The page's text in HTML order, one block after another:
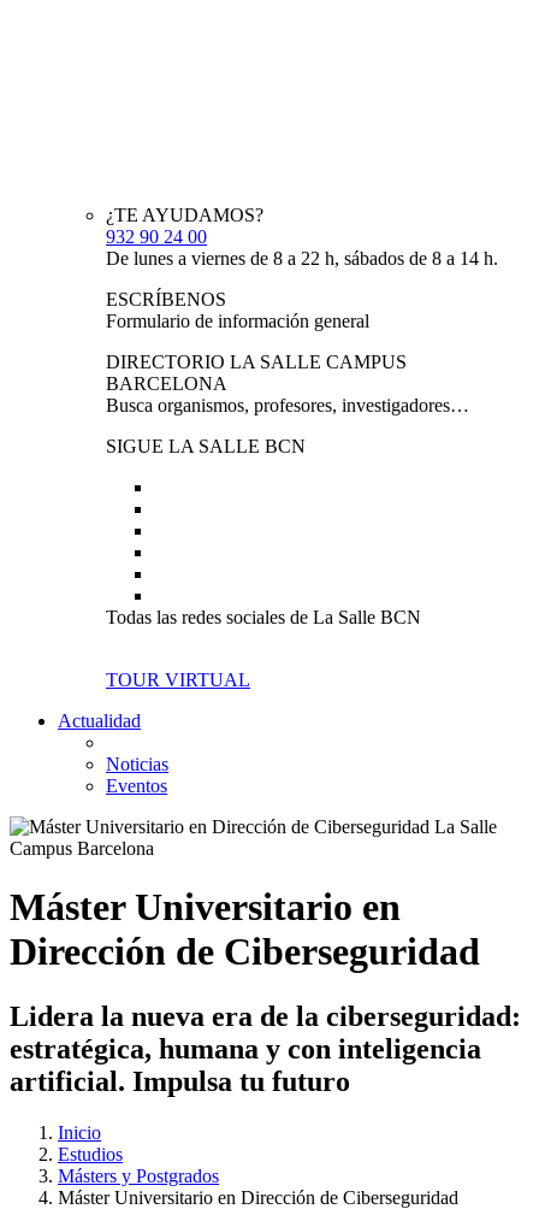
¿TE AYUDAMOS?
932 90 24 00
De lunes a viernes de 8 a 22 h, sábados de 8 a 14 h.
ESCRÍBENOS
Formulario de información general
DIRECTORIO LA SALLE CAMPUS
BARCELONA
Busca organismos, profesores, investigadores…
SIGUE LA SALLE BCN
Todas las redes sociales de La Salle BCN
TOUR VIRTUAL
Actualidad
Noticias
Eventos
Máster Universitario en
Dirección de Ciberseguridad
Lidera la nueva era de la ciberseguridad:
estratégica, humana y con inteligencia
artificial. Impulsa tu futuro
Inicio
Estudios
Másters y Postgrados
Máster Universitario en Dirección de Ciberseguridad